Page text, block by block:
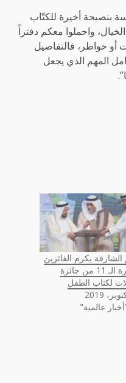
بنصيحة أخيرة للكتّاب
واحملوا معكم دفتراً
أو خواطر، فالتفاصيل
المهم الذي يجعل
يكرم الفائزين
بالدورة الـ 11 من جائزة
لكتاب الطفل
عالمية"